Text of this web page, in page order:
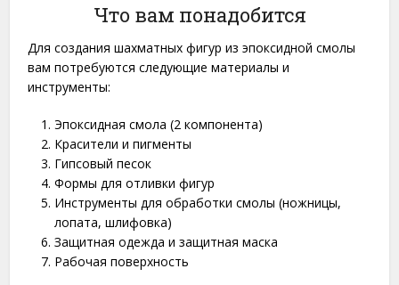
Что вам понадобится
Для создания шахматных фигур из эпоксидной смолы
вам потребуются следующие материалы и
инструменты:
Эпоксидная смола (2 компонента)
Красители и пигменты
Гипсовый песок
Формы для отливки фигур
Инструменты для обработки смолы (ножницы,
лопата, шлифовка)
Защитная одежда и защитная маска
Рабочая поверхность